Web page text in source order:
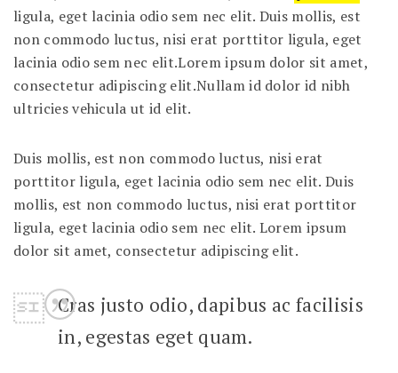
ligula, eget lacinia odio sem nec elit. Duis mollis, est
non commodo luctus, nisi erat porttitor ligula, eget
lacinia odio sem nec elit.Lorem ipsum dolor sit amet,
consectetur adipiscing elit.Nullam id dolor id nibh
ultricies vehicula ut id elit.
Duis mollis, est non commodo luctus, nisi erat
porttitor ligula, eget lacinia odio sem nec elit. Duis
mollis, est non commodo luctus, nisi erat porttitor
ligula, eget lacinia odio sem nec elit. Lorem ipsum
dolor sit amet, consectetur adipiscing elit.
Cras justo odio, dapibus ac facilisis
in, egestas eget quam.